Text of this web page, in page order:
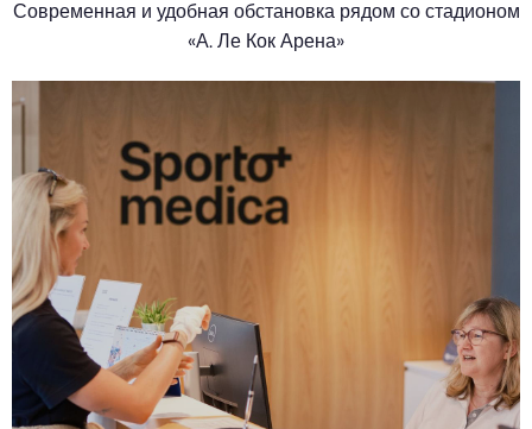
Современная и удобная обстановка рядом со стадионом
«А. Ле Кок Арена»